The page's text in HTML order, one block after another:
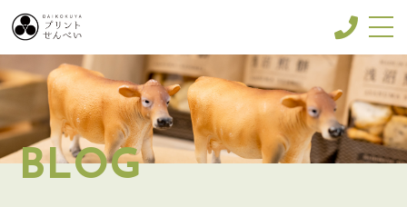
CONCEPT
コンセプト
MENU & PRICE
メニュー
BLOG